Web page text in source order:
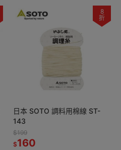
8
折
日本 SOTO 調料用棉線 ST-
143
$199
$160